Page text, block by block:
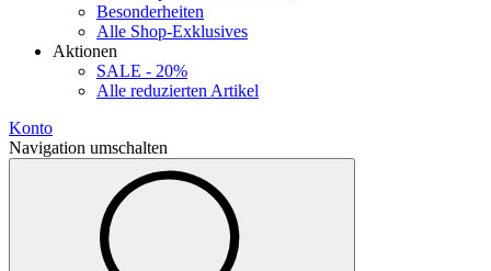
Besonderheiten
Alle Shop-Exklusives
Aktionen
SALE - 20%
Alle reduzierten Artikel
Konto
Navigation umschalten